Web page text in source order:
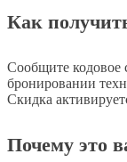
Как
Сообщите кодовое
бронировании
Скидка
Почему это